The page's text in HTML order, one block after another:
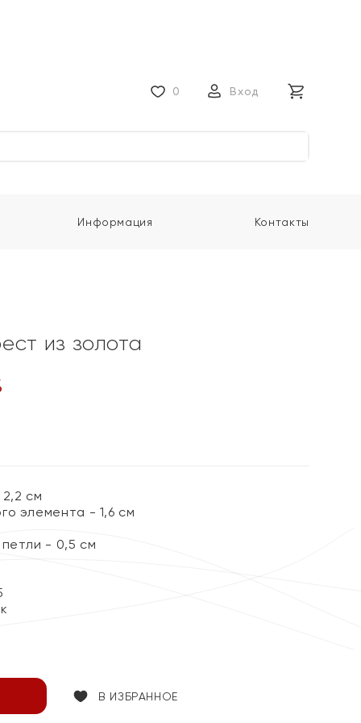
0 Вход
Информация Контакты
из золота
см
элемента - 1,6 см
- 0,5 см
В ИЗБРАННОЕ